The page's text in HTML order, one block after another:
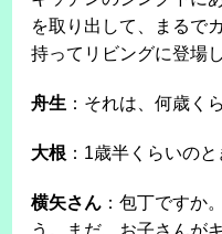
を取り出して、まるで
持ってリビングに登場
舟生 ：それは、何歳く
大根 ：1歳半くらいのと
横矢さん ：包丁ですか